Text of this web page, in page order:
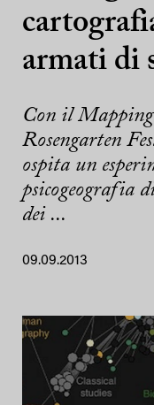
armati di
Con il
Rosengarten
ospita un
psicogeografia
dei ...
09.09.2013